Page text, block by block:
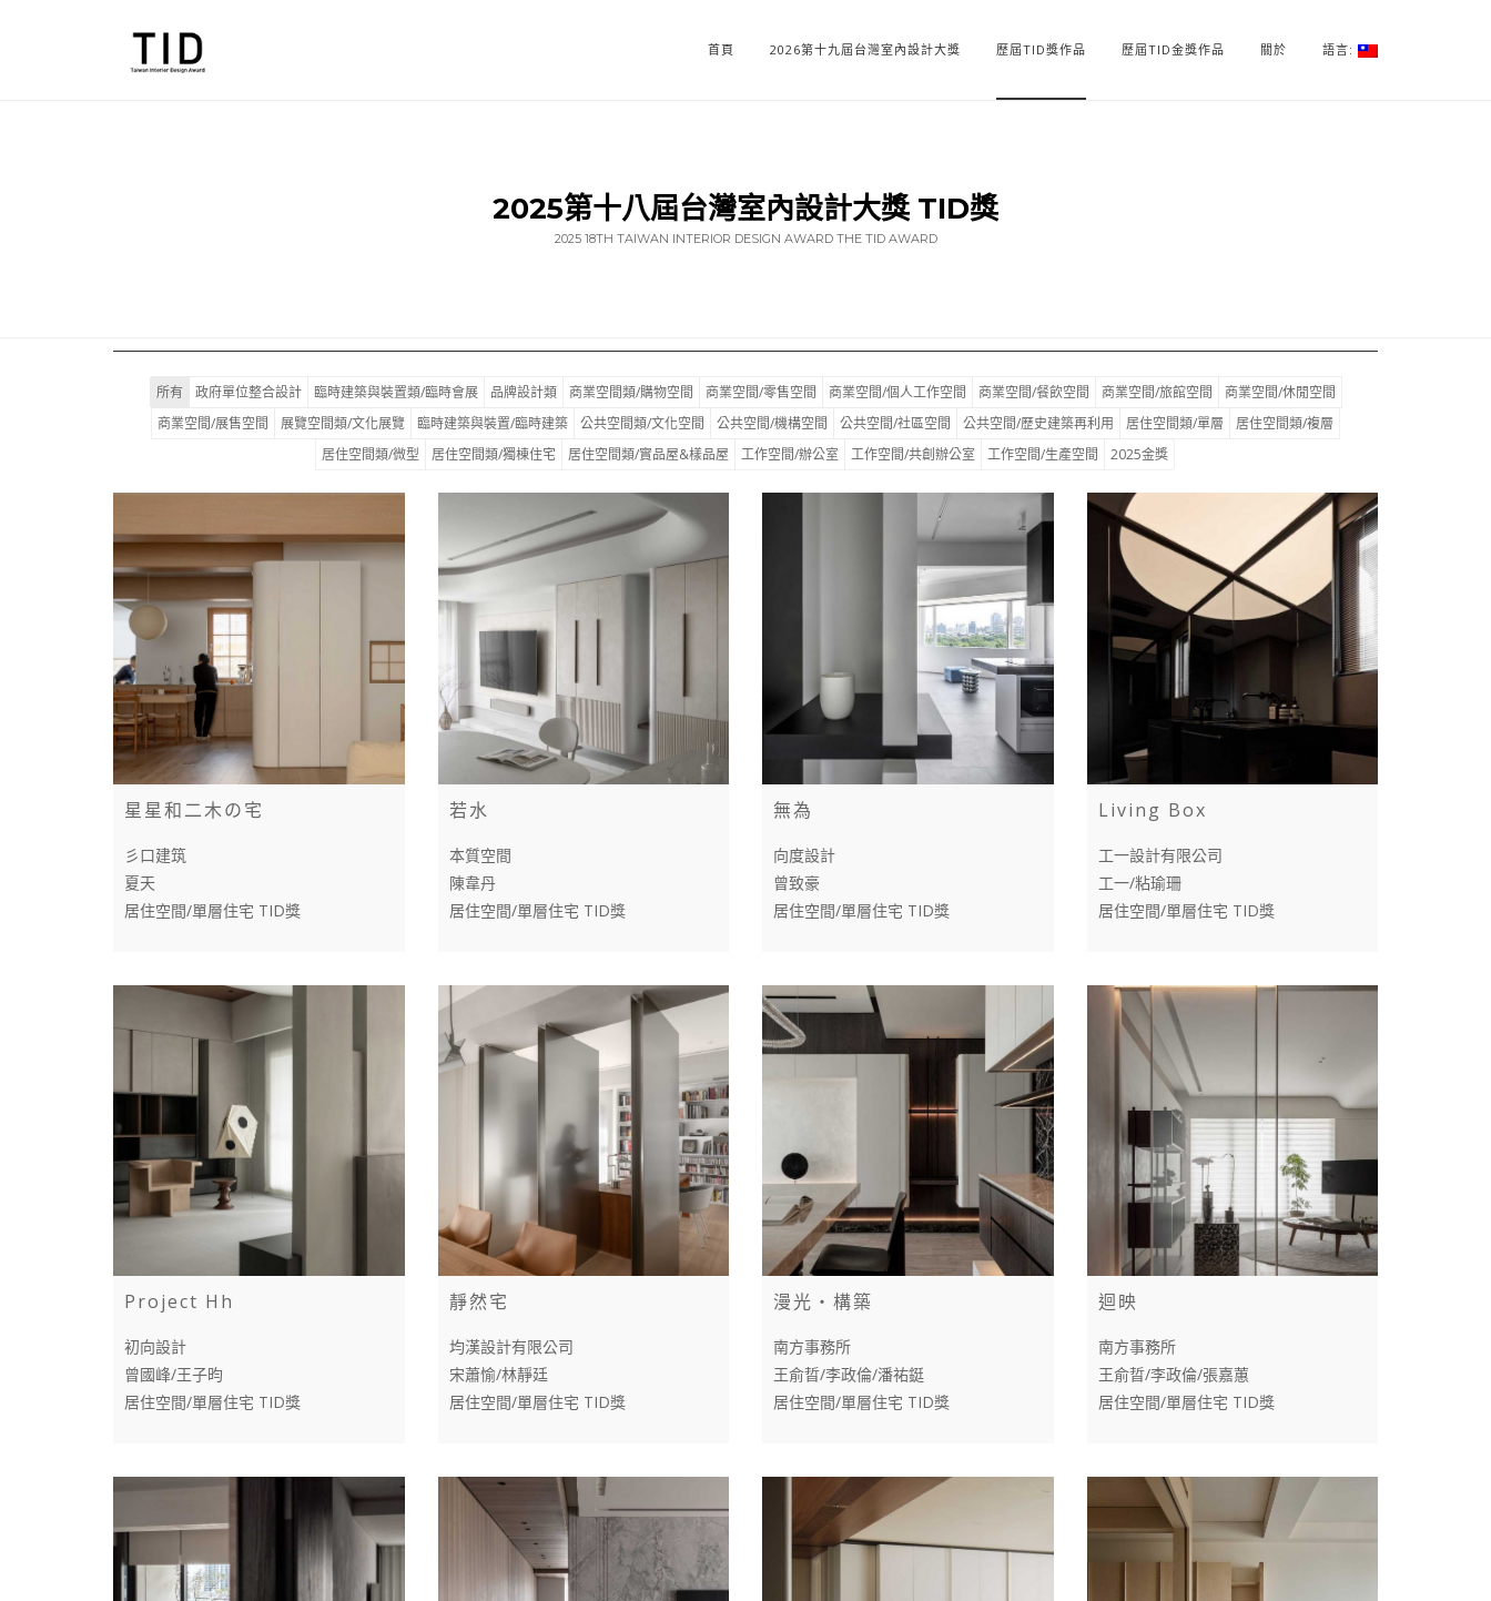
首頁 2026第十九屆台灣室內設計大獎 歷屆TID獎作品 歷屆TID金獎作品 關於 語言:
2025第十八屆台灣室內設計大獎 TID獎
2025 18TH TAIWAN INTERIOR DESIGN AWARD THE TID AWARD
所有 政府單位整合設計 臨時建築與裝置類/臨時會展 品牌設計類 商業空間類/購物空間 商業空間/零售空間 商業空間/個人工作空間 商業空間/餐飲空間 商業空間/旅館空間
商業空間/休閒空間
商業空間/展售空間
展覽空間類/文化展覽 臨時建築與裝置/臨時建築 公共空間類/文化空間 公共空間/機構空間 公共空間/社區空間 公共空間/歷史建築再利用 居住空間類/單層
居住空間類/複層
居住空間類/微型
居住空間類/獨棟住宅 居住空間類/實品屋&樣品屋 工作空間/辦公室 工作空間/共創辦公室 工作空間/生產空間 2025金獎
星星和二木の宅
彡口建筑
夏天
居住空間/單層住宅 TID獎
若水
本質空間
陳韋丹
居住空間/單層住宅 TID獎
無為
向度設計
曾致豪
居住空間/單層住宅 TID獎
Living Box
工一設計有限公司
工一/粘瑜珊
居住空間/單層住宅 TID獎
Project Hh
初向設計
曾國峰/王子昀
居住空間/單層住宅 TID獎
靜然宅
均漢設計有限公司
宋蕭愉/林靜廷
居住空間/單層住宅 TID獎
漫光‧構築
南方事務所
王俞晢/李政倫/潘祐鋌
居住空間/單層住宅 TID獎
迴映
南方事務所
王俞晢/李政倫/張嘉蕙
居住空間/單層住宅 TID獎